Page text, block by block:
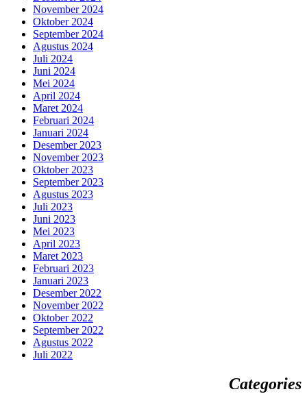
November 2024
Oktober 2024
September 2024
Agustus 2024
Juli 2024
Juni 2024
Mei 2024
April 2024
Maret 2024
Februari 2024
Januari 2024
Desember 2023
November 2023
Oktober 2023
September 2023
Agustus 2023
Juli 2023
Juni 2023
Mei 2023
April 2023
Maret 2023
Februari 2023
Januari 2023
Desember 2022
November 2022
Oktober 2022
September 2022
Agustus 2022
Juli 2022
Categories